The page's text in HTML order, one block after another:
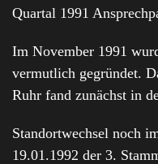
Quartal 1991
Im November 1991
vermutlich gegründet.
Ruhr fand zunächst in
Standortwechsel noch
19.01.1992 der 3.